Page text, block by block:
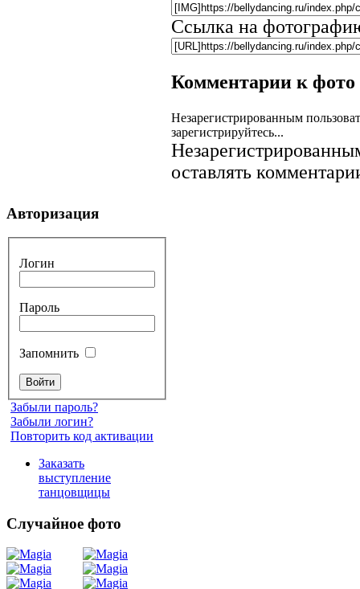
Ссылка на
Комментарии к фото
Незарегистрированным
зарегистрируйтесь...
оставлять
Авторизация
Логин
Пароль
Запомнить
Забыли пароль?
Забыли логин?
Повторить код активации
Заказать
выступление
танцовщицы
Случайное фото